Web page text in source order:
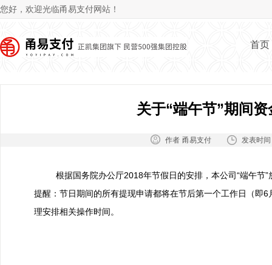
您好，欢迎光临甬易支付网站！
首页
关于“端午节”期间
作者：甬易支付 发表时
根据国务院办公厅2018年节假日的安排，本公司“端午节
提醒：节日期间的所有提现申请都将在节后第一个工作日（即
理安排相关操作时间。